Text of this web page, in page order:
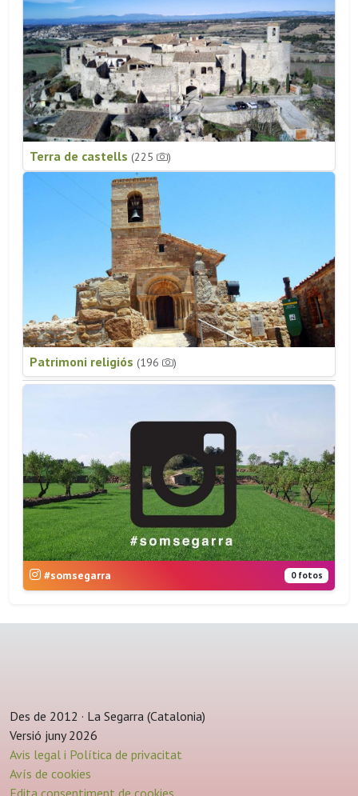
Terra de castells (225 )
Patrimoni religiós (196 )
#somsegarra 0 fotos
Des de 2012 · La Segarra (Catalonia)
Versió juny 2026
Avis legal i Política de privacitat
Avís de cookies
Edita consentiment de cookies